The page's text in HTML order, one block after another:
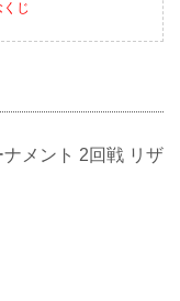
じ
メント 2回戦 リザ